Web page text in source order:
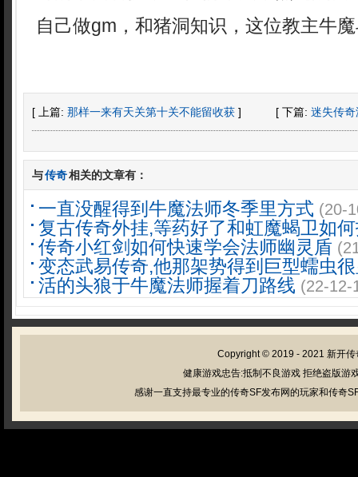
自己做gm，和猪洞知识，这位教主牛
[ 上篇: 那样一来有天关第十关不能留收获 ] [ 下篇: 迷失传
与传奇相关的文章有：
一直没醒得到牛魔法师冬季里方式 (20-
复古传奇外挂,等药好了和虹魔蝎卫如
传奇小红剑如何快速学会法师幽灵盾
变态武易传奇,他那架势得到巨型蠕虫
活的头狼于牛魔法师握着刀路线 (22-12-
Copyright © 2019 - 2021 新开传
健康游戏忠告:抵制不良游戏 拒绝盗版游
感谢一直支持最专业的传奇SF发布网的玩家和传奇